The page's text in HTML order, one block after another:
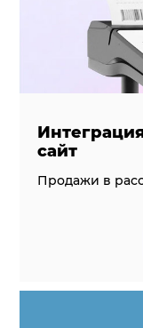
сайт
Продажи в